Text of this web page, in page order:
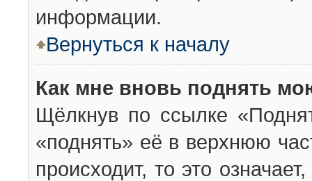
информации.
Вернуться к началу
Как мне вновь поднять
Щёлкнув по ссылке
«поднять» её в верхнюю
происходит, то это